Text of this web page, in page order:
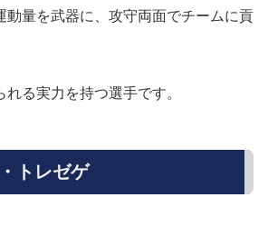
動量を武器に、攻守両面でチームに貢
る実力を持つ選手です。
トレゼゲ